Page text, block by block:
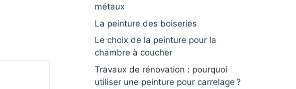
métaux
La peinture des boiseries
Le choix de la peinture pour la
chambre à coucher
Travaux de rénovation : pourquoi
utiliser une peinture pour carrelage ?